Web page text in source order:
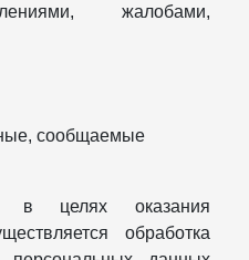
жалобами,
сообщаемые
в целях оказания
обработка